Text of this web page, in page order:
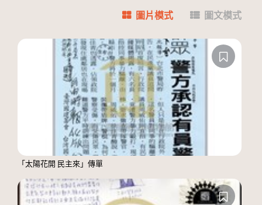
圖片模式 圖文模式
「太陽花開 民主來」傳單